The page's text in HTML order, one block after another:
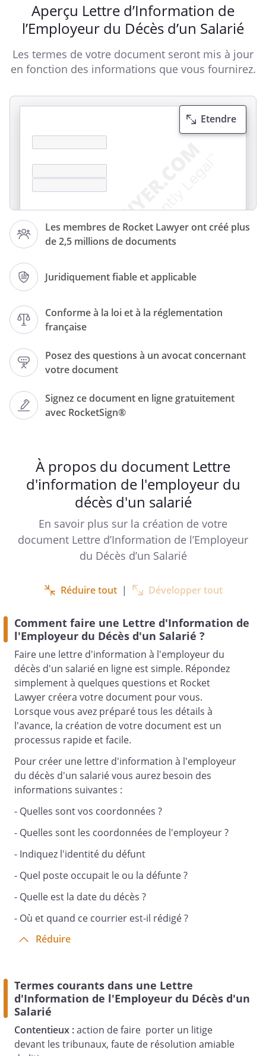
Aperçu Lettre d’Information de
l’Employeur du Décès d’un Salarié
Les termes de votre document seront mis à jour
en fonction des informations que vous fournirez.
Les membres de Rocket Lawyer ont créé plus
de 2,5 millions de documents
Juridiquement fiable et applicable
Conforme à la loi et à la réglementation
française
Posez des questions à un avocat concernant
votre document
Signez ce document en ligne gratuitement
avec RocketSign®
Etendre
réception
Objet : Décès d’un collaborateur
J’ai le regret de vous annoncer le décès
survenu le
qui était
au sein de votre
établissement.
Je vous fais parvenir ci-joint une copie de
l’acte de décès.
Je vous prie de m’adresser les documents
suivants :
Je vous remercie de procéder au
versement des sommes dues et de
m’informer des éventuelles aides ou
capital-décès dont bénéficiait dans le
cadre de plans d’entreprise.
Veuillez agréer,
l’expression de mes salutations
distinguées.
À propos du document Lettre
d'information de l'employeur du
décès d'un salarié
En savoir plus sur la création de votre
document Lettre d’Information de l’Employeur
du Décès d’un Salarié
Réduire tout | Développer tout
Comment faire une Lettre d'Information de
l'Employeur du Décès d'un Salarié ?
Faire une lettre d'information à l'employeur du
décès d'un salarié en ligne est simple. Répondez
simplement à quelques questions et Rocket
Lawyer créera votre document pour vous.
Lorsque vous avez préparé tous les détails à
l'avance, la création de votre document est un
processus rapide et facile.
Pour créer une lettre d'information à l'employeur
du décès d'un salarié vous aurez besoin des
informations suivantes :
- Quelles sont vos coordonnées ?
- Quelles sont les coordonnées de l'employeur ?
- Indiquez l'identité du défunt
- Quel poste occupait le ou la défunte ?
- Quelle est la date du décès ?
- Où et quand ce courrier est-il rédigé ?
Réduire
Termes courants dans une Lettre
d'Information de l'Employeur du Décès d'un
Salarié
Contentieux :action de faire porter un litige
devant les tribunaux, faute de résolution amiable